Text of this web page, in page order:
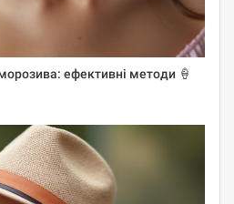
ефективні методи 🍦